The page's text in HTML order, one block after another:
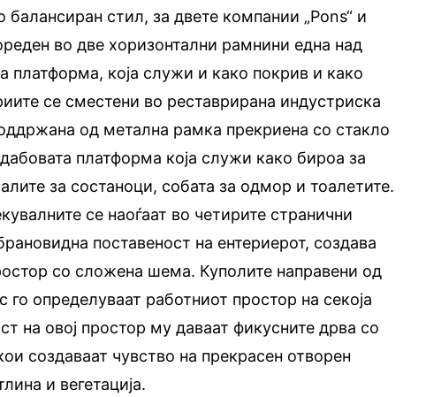
стил, за двете компании „Pons“ и
во две хоризонтални рамнини една над
платформа, која служи и како покрив и како
се сместени во реставрирана индустриска
од метална рамка прекриена со стакло
платформа која служи како бироа за
за состаноци, собата за одмор и тоалетите.
се наоѓаат во четирите странични
поставеност на ентериерот, создава
со сложена шема. Куполите направени од
го определуваат работниот простор на секоја
на овој простор му даваат фикусните дрва со
создаваат чувство на прекрасен отворен
и вегетација.